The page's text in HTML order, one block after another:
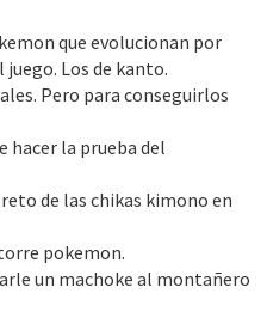
que evolucionan por
Los de kanto.
Pero para conseguirlos
hacer la prueba del
de las chikas kimono en
pokemon.
un machoke al montañero